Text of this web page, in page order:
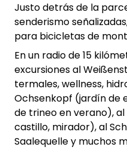
Justo detrás de la
senderismo
para bicicletas de
En un radio de 15
excursiones al
termales, wellness,
Ochsenkopf (jardín de
de trineo en verano),
castillo, mirador), al
Saalequelle y muchos